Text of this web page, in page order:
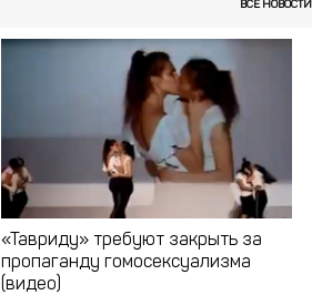
«Тавриду» требуют закрыть за
пропаганду гомосексуализма
(видео)
ВСЕ НОВОСТИ